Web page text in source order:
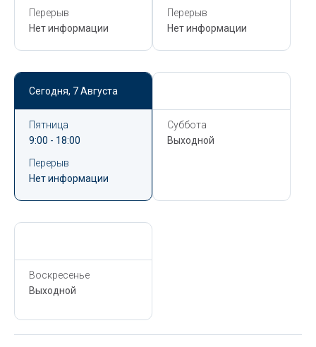
Перерыв
Нет информации
Перерыв
Нет информации
Сегодня, 7 Августа
Пятница
9:00 - 18:00
Перерыв
Нет информации
Суббота
Выходной
Воскресенье
Выходной